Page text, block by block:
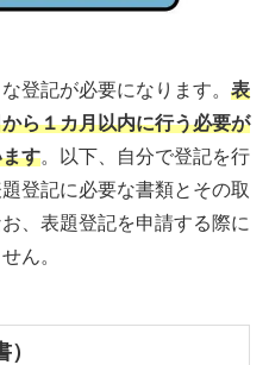
登記が必要になります。 表
ら１カ月以内に行う必要が
す。以下、自分で登記を行
登記に必要な書類とその取
、表題登記を申請する際に
ん。